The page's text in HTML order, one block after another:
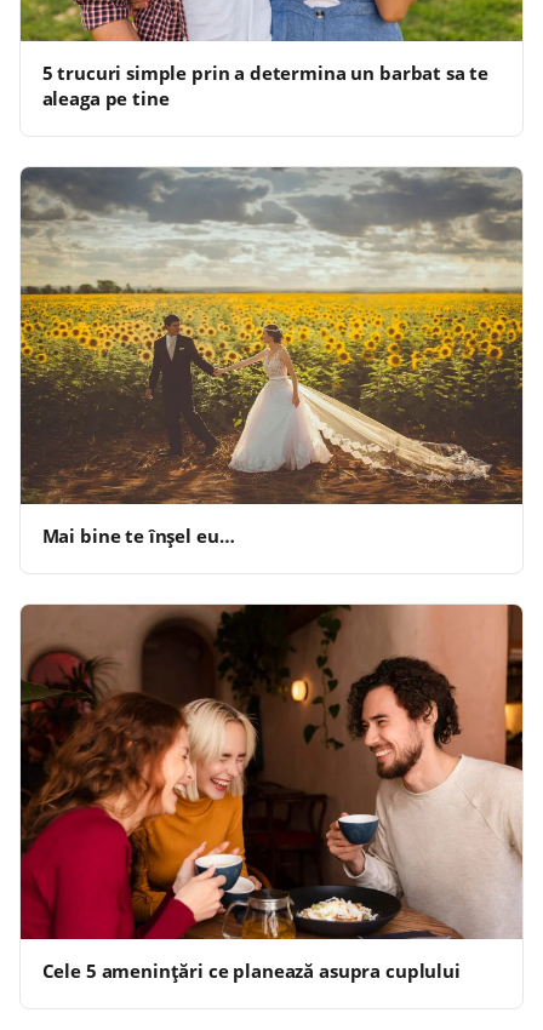
5 trucuri simple prin a determina un barbat sa te
aleaga pe tine
Mai bine te înșel eu…
Cele 5 amenințări ce planează asupra cuplului